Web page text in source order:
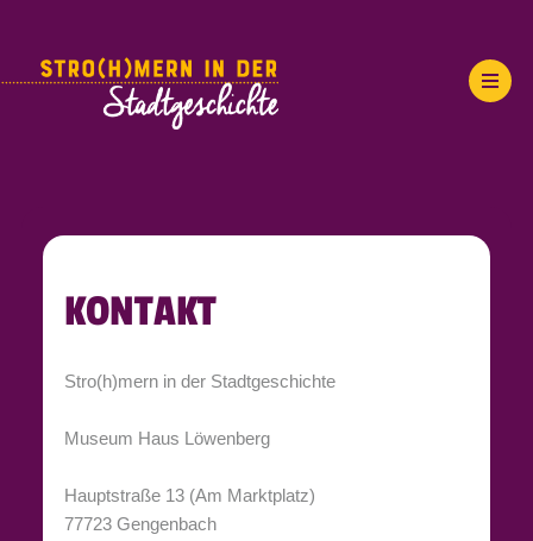
KONTAKT
Stro(h)mern in der Stadtgeschichte
Museum Haus Löwenberg
Hauptstraße 13 (Am Marktplatz)
77723 Gengenbach